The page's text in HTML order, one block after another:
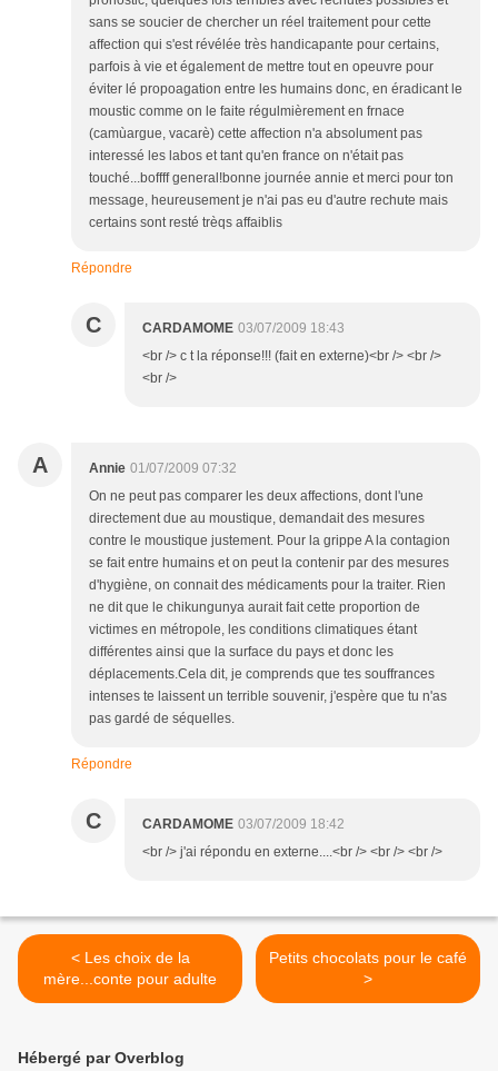
sans se soucier de chercher un réel traitement pour cette
affection qui s'est révélée très handicapante pour certains,
parfois à vie et également de mettre tout en opeuvre pour
éviter lé propoagation entre les humains donc, en éradicant le
moustic comme on le faite régulmièrement en frnace
(camùargue, vacarè) cette affection n'a absolument pas
interessé les labos et tant qu'en france on n'était pas
touché...boffff general!bonne journée annie et merci pour ton
message, heureusement je n'ai pas eu d'autre rechute mais
certains sont resté trèqs affaiblis
Répondre
C CARDAMOME 03/07/2009 18:43
<br /> c t la réponse!!! (fait en externe)<br /> <br />
<br />
A Annie 01/07/2009 07:32
On ne peut pas comparer les deux affections, dont l'une
directement due au moustique, demandait des mesures
contre le moustique justement. Pour la grippe A la contagion
se fait entre humains et on peut la contenir par des mesures
d'hygiène, on connait des médicaments pour la traiter. Rien
ne dit que le chikungunya aurait fait cette proportion de
victimes en métropole, les conditions climatiques étant
différentes ainsi que la surface du pays et donc les
déplacements.Cela dit, je comprends que tes souffrances
intenses te laissent un terrible souvenir, j'espère que tu n'as
pas gardé de séquelles.
Répondre
C CARDAMOME 03/07/2009 18:42
<br /> j'ai répondu en externe....<br /> <br /> <br />
< Les choix de la
mère...conte pour adulte
Petits chocolats pour le café
>
Hébergé par Overblog